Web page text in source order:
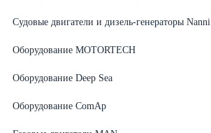
Судовые двигатели и дизель-генераторы Nanni
Оборудование MOTORTECH
Оборудование Deep Sea
Оборудование ComAp